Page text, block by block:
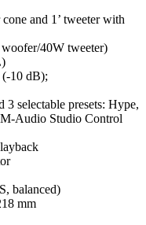
and 1’ tweeter with
40W tweeter)
(-10 dB);
3 selectable presets: Hype,
Audio Studio Control
balanced)
mm